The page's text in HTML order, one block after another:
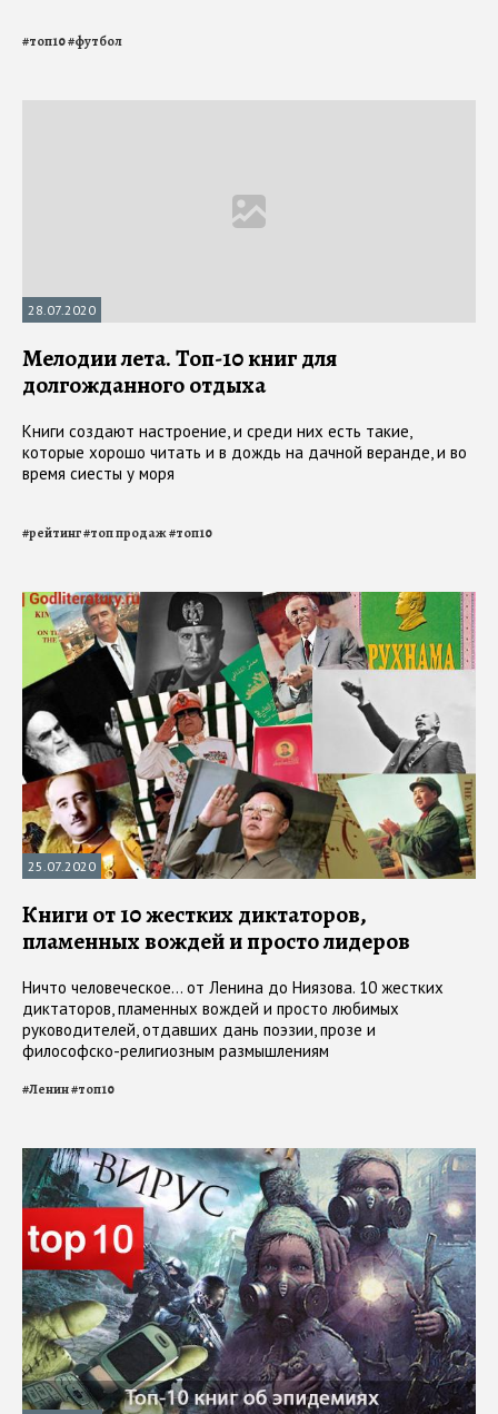
#топ10#футбол
28.07.2020
Мелодии лета. Топ-10 книг для
долгожданного отдыха
Книги создают настроение, и среди них есть такие,
которые хорошо читать и в дождь на дачной веранде, и во
время сиесты у моря
#рейтинг#топ продаж#топ10
25.07.2020
Книги от 10 жестких диктаторов,
пламенных вождей и просто лидеров
Ничто человеческое… от Ленина до Ниязова. 10 жестких
диктаторов, пламенных вождей и просто любимых
руководителей, отдавших дань поэзии, прозе и
философско-религиозным размышлениям
#Ленин#топ10